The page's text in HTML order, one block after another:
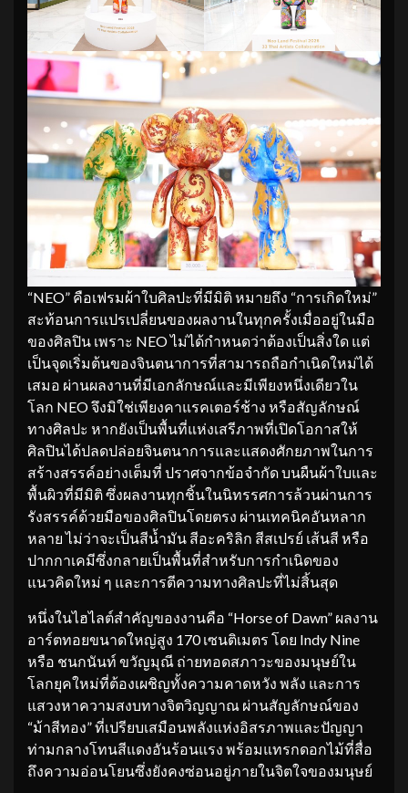
“NEO” คือเฟรมผ้าใบศิลปะที่มีมิติ หมายถึง “การเกิดใหม่”
สะท้อนการแปรเปลี่ยนของผลงานในทุกครั้งเมื่ออยู่ในมือ
ของศิลปิน เพราะ NEO ไม่ได้กำหนดว่าต้องเป็นสิ่งใด แต่
เป็นจุดเริ่มต้นของจินตนาการที่สามารถถือกำเนิดใหม่ได้
เสมอ ผ่านผลงานที่มีเอกลักษณ์และมีเพียงหนึ่งเดียวใน
โลก NEO จึงมิใช่เพียงคาแรคเตอร์ช้าง หรือสัญลักษณ์
ทางศิลปะ หากยังเป็นพื้นที่แห่งเสรีภาพที่เปิดโอกาสให้
ศิลปินได้ปลดปล่อยจินตนาการและแสดงศักยภาพในการ
สร้างสรรค์อย่างเต็มที่ ปราศจากข้อจำกัด บนผืนผ้าใบและ
พื้นผิวที่มีมิติ ซึ่งผลงานทุกชิ้นในนิทรรศการล้วนผ่านการ
รังสรรค์ด้วยมือของศิลปินโดยตรง ผ่านเทคนิคอันหลาก
หลาย ไม่ว่าจะเป็นสีน้ำมัน สีอะคริลิก สีสเปรย์ เส้นสี หรือ
ปากกาเคมีซึ่งกลายเป็นพื้นที่สำหรับการกำเนิดของ
แนวคิดใหม่ ๆ และการตีความทางศิลปะที่ไม่สิ้นสุด
หนึ่งในไฮไลต์สำคัญของงานคือ “Horse of Dawn” ผลงาน
อาร์ตทอยขนาดใหญ่สูง 170 เซนติเมตร โดย Indy Nine
หรือ ชนกนันท์ ขวัญมุณี ถ่ายทอดสภาวะของมนุษย์ใน
โลกยุคใหม่ที่ต้องเผชิญทั้งความคาดหวัง พลัง และการ
แสวงหาความสงบทางจิตวิญญาณ ผ่านสัญลักษณ์ของ
“ม้าสีทอง” ที่เปรียบเสมือนพลังแห่งอิสรภาพและปัญญา
ท่ามกลางโทนสีแดงอันร้อนแรง พร้อมแทรกดอกไม้ที่สื่อ
ถึงความอ่อนโยนซึ่งยังคงซ่อนอยู่ภายในจิตใจของมนุษย์